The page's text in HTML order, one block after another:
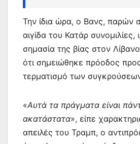
Την ίδια ώρα, ο Βανς, παρών
αιγίδα του Κατάρ
σημασία της βίας στον
ότι σημειώθηκε πρόοδος
τερματισμό των
«Αυτά τα πράγματα είναι
ακατάστατα», είπε
απειλές του Τραμπ, ο